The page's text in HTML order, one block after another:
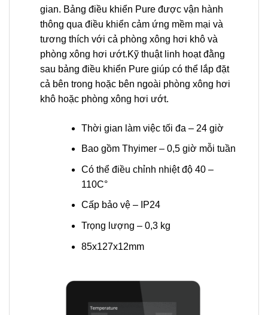
gian. Bảng điều khiển Pure được vận hành
thông qua điều khiển cảm ứng mềm mại và
tương thích với cả phòng xông hơi khô và
phòng xông hơi ướt.Kỹ thuật linh hoạt đằng
sau bảng điều khiển Pure giúp có thể lắp đặt
cả bên trong hoặc bên ngoài phòng xông hơi
khô hoặc phòng xông hơi ướt.
Thời gian làm việc tối đa – 24 giờ
Bao gồm Thyimer – 0,5 giờ mỗi tuần
Có thể điều chỉnh nhiệt độ 40 –
110C°
Cấp bảo vệ – IP24
Trọng lượng – 0,3 kg
85x127x12mm